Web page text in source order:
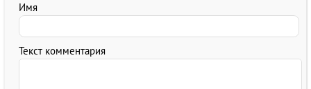
Имя
Текст комментария